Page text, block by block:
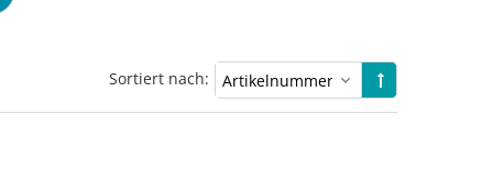
Sortiert nach: